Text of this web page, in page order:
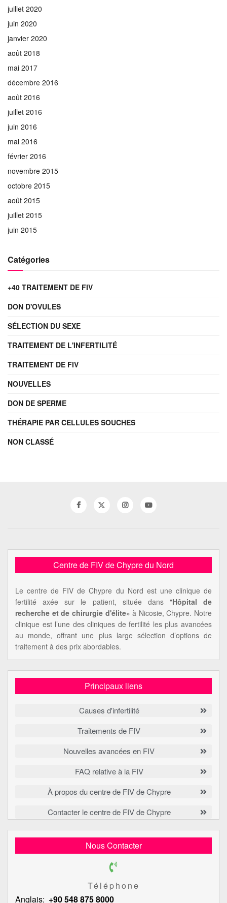
juillet 2020
juin 2020
janvier 2020
août 2018
mai 2017
décembre 2016
août 2016
juillet 2016
juin 2016
mai 2016
février 2016
novembre 2015
octobre 2015
août 2015
juillet 2015
juin 2015
Catégories
+40 TRAITEMENT DE FIV
DON D'OVULES
SÉLECTION DU SEXE
TRAITEMENT DE L'INFERTILITÉ
TRAITEMENT DE FIV
NOUVELLES
DON DE SPERME
THÉRAPIE PAR CELLULES SOUCHES
NON CLASSÉ
Centre de FIV de Chypre du Nord
Le centre de FIV de Chypre du Nord est une clinique de
fertilité axée sur le patient, située dans "Hôpital de
recherche et de chirurgie d'élite» à Nicosie, Chypre. Notre
clinique est l’une des cliniques de fertilité les plus avancées
au monde, offrant une plus large sélection d’options de
traitement à des prix abordables.
Principaux liens
Causes d'infertilité
Traitements de FIV
Nouvelles avancées en FIV
FAQ relative à la FIV
À propos du centre de FIV de Chypre
Contacter le centre de FIV de Chypre
Nous Contacter
Téléphone
Anglais: +90 548 875 8000